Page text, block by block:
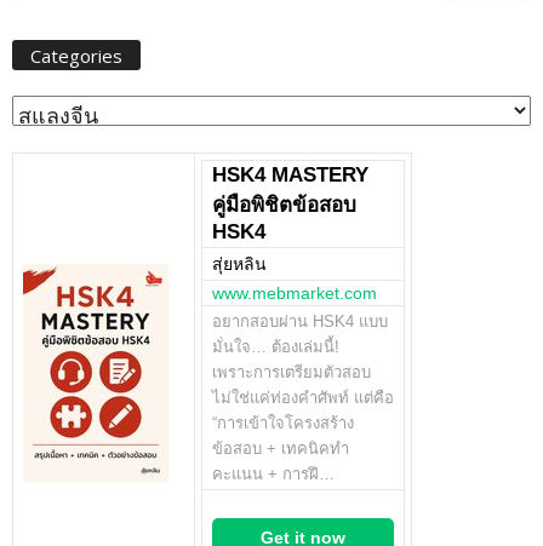
Categories
Categories
HSK4 MASTERY
คู่มือพิชิตข้อสอบ
HSK4
สุ่ยหลิน
www.mebmarket.com
อยากสอบผ่าน HSK4 แบบ
มั่นใจ… ต้องเล่มนี้!
เพราะการเตรียมตัวสอบ
ไม่ใช่แค่ท่องคำศัพท์ แต่คือ
“การเข้าใจโครงสร้าง
ข้อสอบ + เทคนิคทำ
คะแนน + การฝึ…
Get it now